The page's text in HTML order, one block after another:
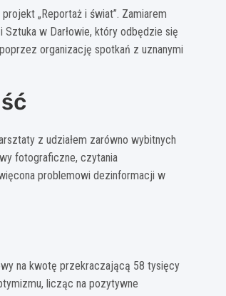
„Reportaż i świat”. Zamiarem
w Darłowie, który odbędzie się
organizację spotkań z uznanymi
z udziałem zarówno wybitnych
fotograficzne, czytania
problemowi dezinformacji w
na kwotę przekraczającą 58 tysięcy
licząc na pozytywne